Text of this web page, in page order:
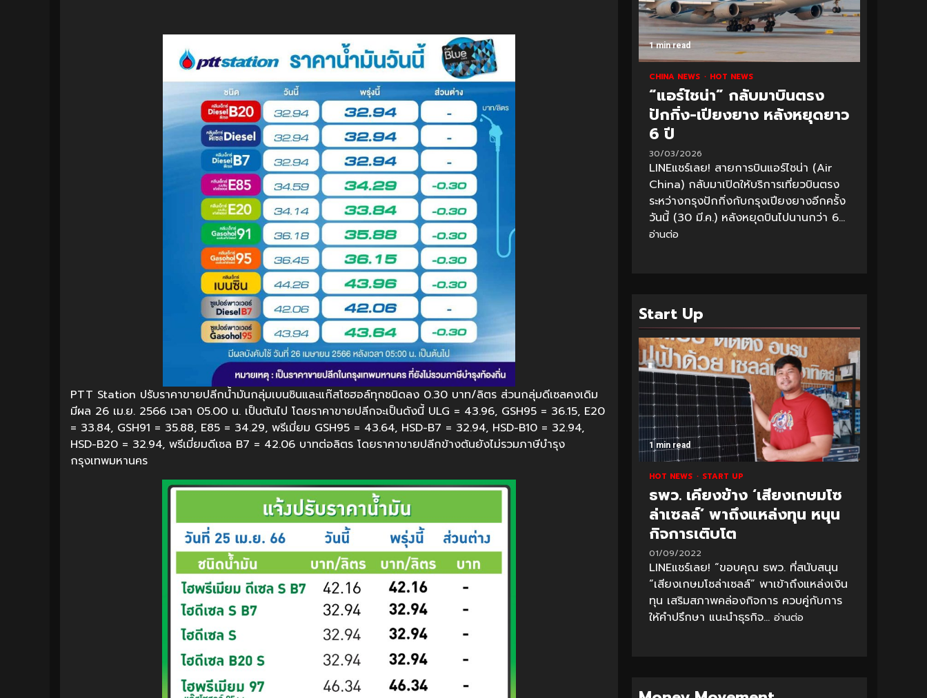
PTT Station ปรับราคาขายปลีกน้ำมันกลุ่มเบนซินและแก๊สโซฮอล์ทุกชนิดลง 0.30 บาท/ลิตร ส่วนกลุ่มดีเซลคงเดิม
มีผล 26 เม.ย. 2566 เวลา 05.00 น. เป็นต้นไป โดยราคาขายปลีกจะเป็นดังนี้ ULG = 43.96, GSH95 = 36.15, E20
= 33.84, GSH91 = 35.88, E85 = 34.29, พรีเมี่ยม GSH95 = 43.64, HSD-B7 = 32.94, HSD-B10 = 32.94,
HSD-B20 = 32.94, พรีเมี่ยมดีเซล B7 = 42.06 บาทต่อลิตร โดยราคาขายปลีกข้างต้นยังไม่รวมภาษีบำรุง
กรุงเทพมหานคร
1 min read
CHINA NEWS HOT NEWS
“แอร์ไชน่า” กลับมาบินตรง
ปักกิ่ง-เปียงยาง หลังหยุดยาว
6 ปี
30/03/2026
LINEแชร์เลย! สายการบินแอร์ไชน่า (Air
China) กลับมาเปิดให้บริการเที่ยวบินตรง
ระหว่างกรุงปักกิ่งกับกรุงเปียงยางอีกครั้ง
วันนี้ (30 มี.ค.) หลังหยุดบินไปนานกว่า 6...
อ่านต่อ
Start Up
1 min read
HOT NEWS START UP
ธพว. เคียงข้าง ‘เสียงเกษมโซ
ล่าเซลล์’ พาถึงแหล่งทุน หนุน
กิจการเติบโต
01/09/2022
LINEแชร์เลย! “ขอบคุณ ธพว. ที่สนับสนุน
“เสียงเกษมโซล่าเซลล์” พาเข้าถึงแหล่งเงิน
ทุน เสริมสภาพคล่องกิจการ ควบคู่กับการ
ให้คำปรึกษา แนะนำธุรกิจ... อ่านต่อ